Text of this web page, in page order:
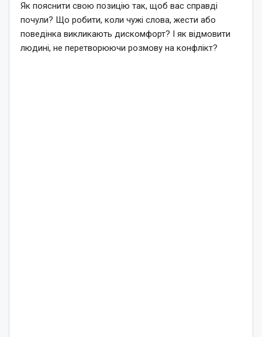
Як пояснити свою позицію так, щоб вас справді
почули? Що робити, коли чужі слова, жести або
поведінка викликають дискомфорт? І як відмовити
людині, не перетворюючи розмову на конфлікт?